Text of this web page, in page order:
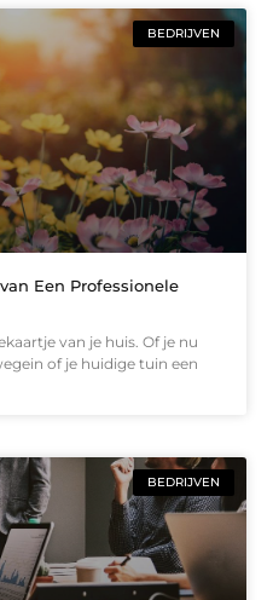
BEDRIJVEN
Een Professionele
van je huis. Of je nu
of je huidige tuin een
BEDRIJVEN